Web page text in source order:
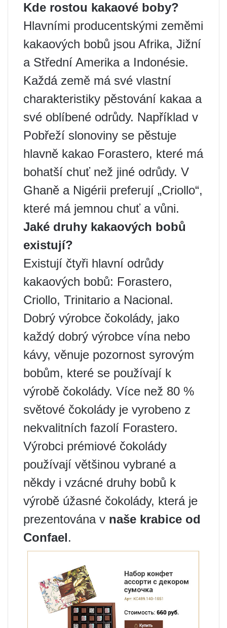
Kde rostou kakaové boby?
Hlavními producentskými zeměmi
kakaových bobů jsou Afrika, Jižní
a Střední Amerika a Indonésie.
Každá země má své vlastní
charakteristiky pěstování kakaa a
své oblíbené odrůdy. Například v
Pobřeží slonoviny se pěstuje
hlavně kakao Forastero, které má
bohatší chuť než jiné odrůdy. V
Ghaně a Nigérii preferují „Criollo“,
které má jemnou chuť a vůni.
Jaké druhy kakaových bobů
existují?
Existují čtyři hlavní odrůdy
kakaových bobů: Forastero,
Criollo, Trinitario a Nacional.
Dobrý výrobce čokolády, jako
každý dobrý výrobce vína nebo
kávy, věnuje pozornost syrovým
bobům, které se používají k
výrobě čokolády. Více než 80 %
světové čokolády je vyrobeno z
nekvalitních fazolí Forastero.
Výrobci prémiové čokolády
používají většinou vybrané a
někdy i vzácné druhy bobů k
výrobě úžasné čokolády, která je
prezentována v naše krabice od
Confael.